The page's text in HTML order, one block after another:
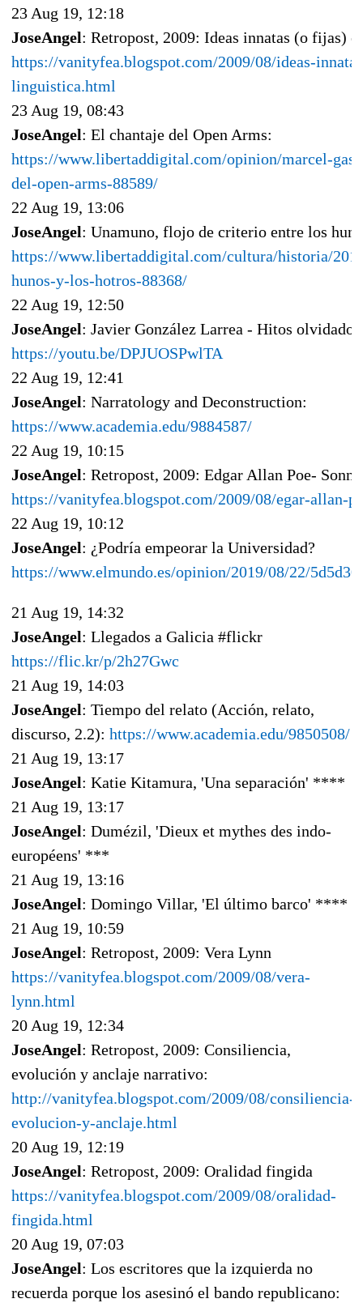
23 Aug 19, 12:18
JoseAngel: Retropost, 2009: Ideas innatas (o fijas)
https://vanityfea.blogspot.com/2009/08/ideas-
linguistica.html
23 Aug 19, 08:43
JoseAngel: El chantaje del Open Arms:
https://www.libertaddigital.com/opinion/marcel-
del-open-arms-88589/
22 Aug 19, 13:06
JoseAngel: Unamuno, flojo de criterio entre los
https://www.libertaddigital.com/cultura/historia/
hunos-y-los-hotros-88368/
22 Aug 19, 12:50
JoseAngel: Javier González Larrea - Hitos
https://youtu.be/DPJUOSPwlTA
22 Aug 19, 12:41
JoseAngel: Narratology and Deconstruction:
https://www.academia.edu/9884587/
22 Aug 19, 10:15
JoseAngel: Retropost, 2009: Edgar Allan Poe-
https://vanityfea.blogspot.com/2009/08/egar-allan-
22 Aug 19, 10:12
JoseAngel: ¿Podría empeorar la Universidad?
https://www.elmundo.es/opinion/2019/08/22/
21 Aug 19, 14:32
JoseAngel: Llegados a Galicia #flickr
https://flic.kr/p/2h27Gwc
21 Aug 19, 14:03
JoseAngel: Tiempo del relato (Acción, relato,
discurso, 2.2): https://www.academia.edu/9850508/
21 Aug 19, 13:17
JoseAngel: Katie Kitamura, 'Una separación' ****
21 Aug 19, 13:17
JoseAngel: Dumézil, 'Dieux et mythes des indo-
européens' ***
21 Aug 19, 13:16
JoseAngel: Domingo Villar, 'El último barco' ****
21 Aug 19, 10:59
JoseAngel: Retropost, 2009: Vera Lynn
https://vanityfea.blogspot.com/2009/08/vera-
lynn.html
20 Aug 19, 12:34
JoseAngel: Retropost, 2009: Consiliencia,
evolución y anclaje narrativo:
http://vanityfea.blogspot.com/2009/08/consiliencia-
evolucion-y-anclaje.html
20 Aug 19, 12:19
JoseAngel: Retropost, 2009: Oralidad fingida
https://vanityfea.blogspot.com/2009/08/oralidad-
fingida.html
20 Aug 19, 07:03
JoseAngel: Los escritores que la izquierda no
recuerda porque los asesinó el bando republicano: